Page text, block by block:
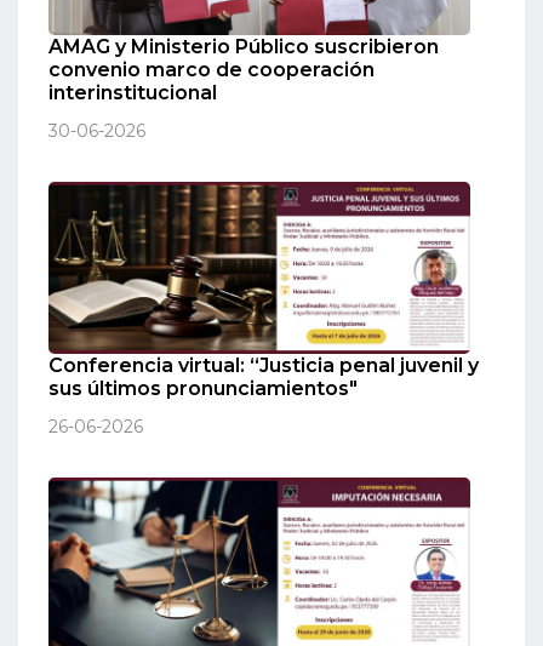
AMAG y Ministerio Público suscribieron
convenio marco de cooperación
interinstitucional
30-06-2026
Conferencia virtual: “Justicia penal juvenil y
sus últimos pronunciamientos"
26-06-2026